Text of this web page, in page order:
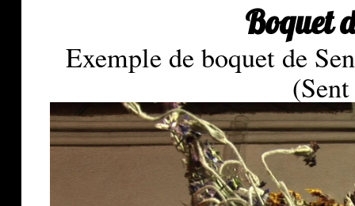
Boquet
Exemple de boquet de